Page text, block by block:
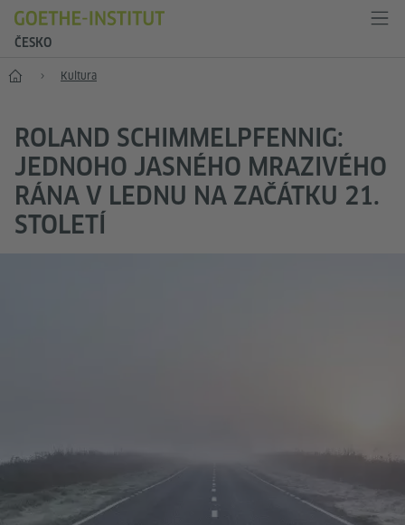
ČESKO
Hlavní stránka
Kultura
ROLAND SCHIMMELPFENNIG:
JEDNOHO JASNÉHO MRAZIVÉHO
RÁNA V LEDNU NA ZAČÁTKU 21.
STOLETÍ